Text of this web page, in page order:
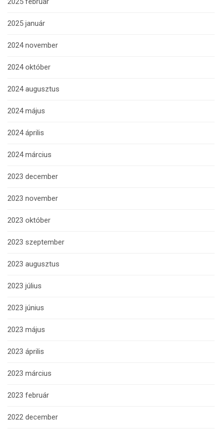
2025 január
2024 november
2024 október
2024 augusztus
2024 május
2024 április
2024 március
2023 december
2023 november
2023 október
2023 szeptember
2023 augusztus
2023 július
2023 június
2023 május
2023 április
2023 március
2023 február
2022 december